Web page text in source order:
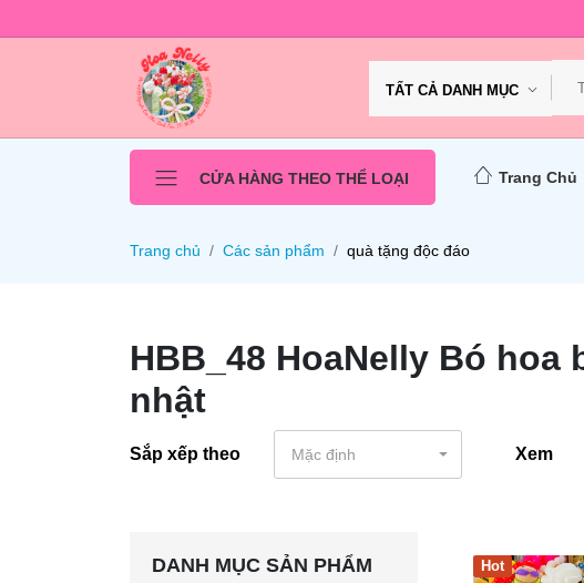
TẤT CẢ DANH MỤC
CỬA HÀNG THEO THỂ LOẠI Trang Chủ
Trang chủ Các sản phẩm quà tặng độc đáo
HBB_48 HoaNelly Bó
nhật
Sắp xếp theo Mặc định Xem
DANH MỤC SẢN PHẨM Hot